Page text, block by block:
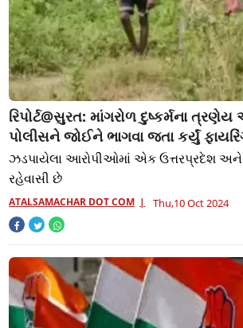
રિપોર્ટ@સુરત: માંગરોળ દુષ્કર્મના
પોલીસને જોઈને ભાગવા જતા કર્યું
ઝડપાયેલા આરોપીઓમાં એક ઉત્તરપ્રદેશ અને
રહેવાસી છે
ATALSAMACHAR DOT COM Thu,10 Oct 2024